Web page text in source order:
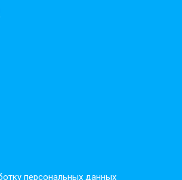
персональных данных